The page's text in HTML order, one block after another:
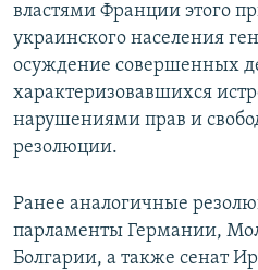
властями Франции этого
украинского населения
осуждение совершенных
характеризовавшихся
нарушениями прав и
резолюции.
Ранее аналогичные
парламенты Германии,
Болгарии, а также сенат